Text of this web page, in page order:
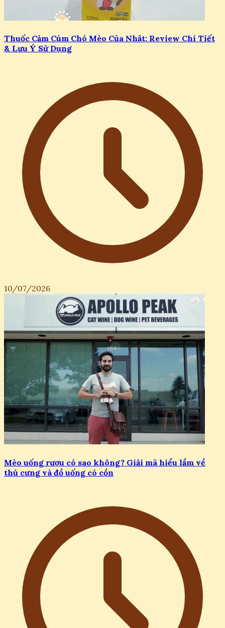
Thuốc Cảm Cúm Chó Mèo Của Nhật: Review Chi Tiết
& Lưu Ý Sử Dụng
10/07/2026
Mèo uống rượu có sao không? Giải mã hiểu lầm về
thú cưng và đồ uống có cồn